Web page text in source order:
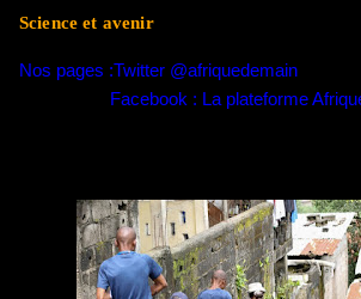
Science et avenir
Nos pages :Twitter @afriquedemain
Facebook : La plateforme Afrique